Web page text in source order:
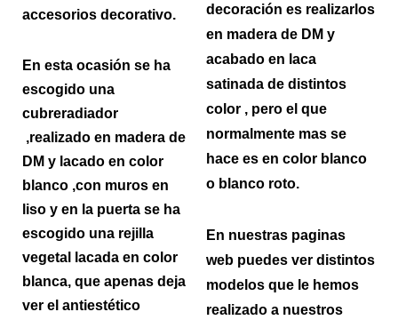
accesorios decorativo.
En esta ocasión se ha
escogido una
cubreradiador
,realizado en madera de
DM y lacado en color
blanco ,con muros en
liso y en la puerta se ha
escogido una rejilla
vegetal lacada en color
blanca, que apenas deja
ver el antiestético
decoración es realizarlos
en madera de DM y
acabado en laca
satinada de distintos
color , pero el que
normalmente mas se
hace es en color blanco
o blanco roto.
En nuestras paginas
web puedes ver distintos
modelos que le hemos
realizado a nuestros